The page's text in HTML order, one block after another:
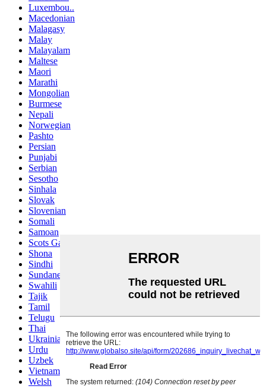
Luxembou..
Macedonian
Malagasy
Malay
Malayalam
Maltese
Maori
Marathi
Mongolian
Burmese
Nepali
Norwegian
Pashto
Persian
Punjabi
Serbian
Sesotho
Sinhala
Slovak
Slovenian
Somali
Samoan
Scots Gaelic
Shona
Sindhi
Sundanese
Swahili
Tajik
Tamil
Telugu
Thai
Ukrainian
Urdu
Uzbek
Vietnamese
Welsh